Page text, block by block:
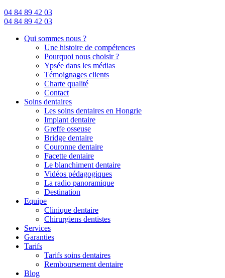
04 84 89 42 03
04 84 89 42 03
Qui sommes nous ?
Une histoire de compétences
Pourquoi nous choisir ?
Ypsée dans les médias
Témoignages clients
Charte qualité
Contact
Soins dentaires
Les soins dentaires en Hongrie
Implant dentaire
Greffe osseuse
Bridge dentaire
Couronne dentaire
Facette dentaire
Le blanchiment dentaire
Vidéos pédagogiques
La radio panoramique
Destination
Equipe
Clinique dentaire
Chirurgiens dentistes
Services
Garanties
Tarifs
Tarifs soins dentaires
Remboursement dentaire
Blog